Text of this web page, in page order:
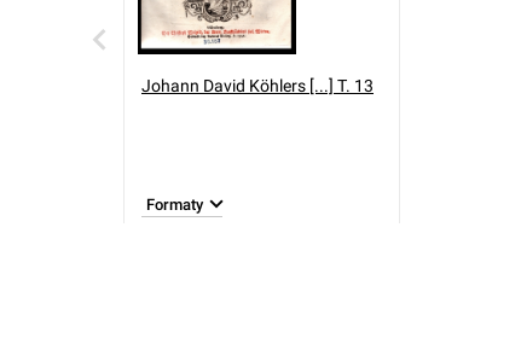
Johann David Köhlers [...] T. 13
Formaty